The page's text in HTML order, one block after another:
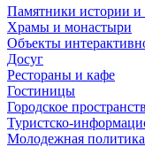
Памятники истории и
Храмы и монастыри
Объекты
Досуг
Рестораны и кафе
Гостиницы
Городское
Туристско-
Молодежная политика